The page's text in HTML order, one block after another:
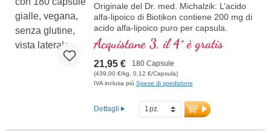
Originale del Dr. med. Michalzik: L’acido
alfa-lipoico di Biotikon contiene 200 mg di
acido alfa-lipoico puro per capsula.
Questa sostanza versatile è attiva sia in
ambienti idrosolubili che liposolubili ed è
prodotta in Germania secondo i più alti
standard di qualità. Priva di qualsiasi
additivo, con sigillo senza alluminio e
integratore di alta qualità per le esigenze
quotidiane.
Acquistane 3, il 4° è gratis
21,95 € 180 Capsule
(439,00 €/kg, 0,12 €/Capsula)
IVA inclusa più Spese di spedizione
Dettagli